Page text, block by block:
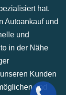
hat.
Autoankauf und
und
in der Nähe
Kunden
und